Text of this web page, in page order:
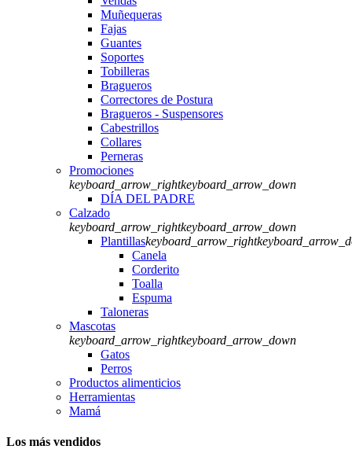
Muñequeras
Fajas
Guantes
Soportes
Tobilleras
Bragueros
Correctores de Postura
Bragueros - Suspensores
Cabestrillos
Collares
Perneras
Promociones
keyboard_arrow_rightkeyboard_arrow_down
DÍA DEL PADRE
Calzado
keyboard_arrow_rightkeyboard_arrow_down
Plantillaskeyboard_arrow_right
Canela
Corderito
Toalla
Espuma
Taloneras
Mascotas
keyboard_arrow_rightkeyboard_arrow_down
Gatos
Perros
Productos alimenticios
Herramientas
Mamá
Los más vendidos